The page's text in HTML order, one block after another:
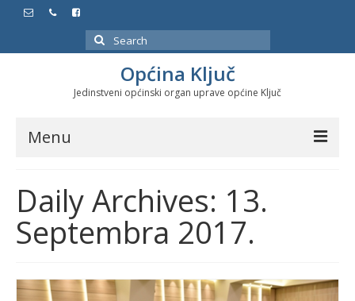
Search
for:
Općina Ključ
Jedinstveni općinski organ uprave općine Ključ
Menu
Službeni glasnici
Javne nabavke
Značajni datumi i manifestacije
Daily Archives: 13.
Septembra 2017.